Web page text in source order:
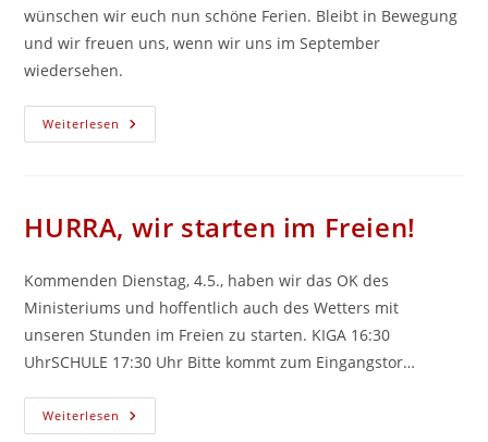
wünschen wir euch nun schöne Ferien. Bleibt in Bewegung
und wir freuen uns, wenn wir uns im September
wiedersehen.
Weiterlesen Schöne
Ferien
HURRA, wir starten im Freien!
Kommenden Dienstag, 4.5., haben wir das OK des
Ministeriums und hoffentlich auch des Wetters mit
unseren Stunden im Freien zu starten. KIGA 16:30
UhrSCHULE 17:30 Uhr Bitte kommt zum Eingangstor…
Weiterlesen HURRA,
Wir